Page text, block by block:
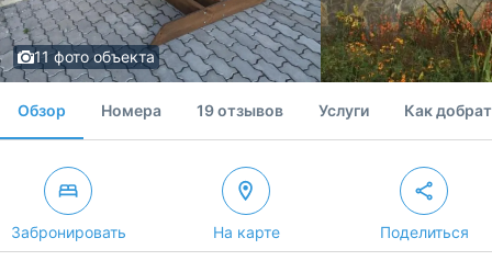
11 фото объекта
Обзор Номера 19 отзывов Услуги Как
Забронировать На карте Поделиться